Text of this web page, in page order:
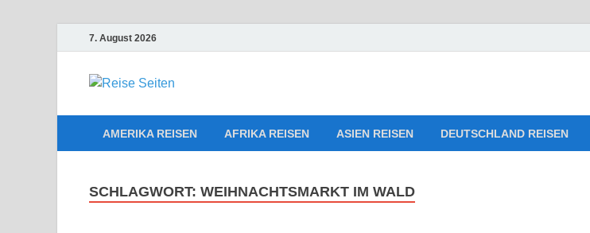
7. August 2026
Die besten Reise-
Reiseplanung
AMERIKA REISEN AFRIKA REISEN ASIEN REISEN DEUTSCHLAND REISEN
SCHLAGWORT: WEIHNACHTSMARKT IM WALD